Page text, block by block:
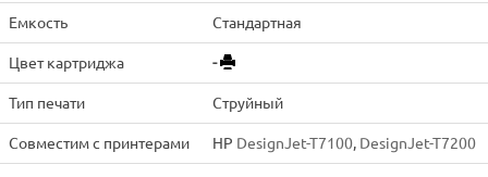
Емкость Стандартная
Цвет картриджа -
Тип печати Струйный
Совместим с принтерами HP DesignJet-T7100, DesignJet-T7200